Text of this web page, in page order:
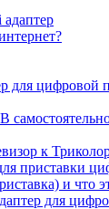
адаптер
для цифровой
к
приставки
и что
для